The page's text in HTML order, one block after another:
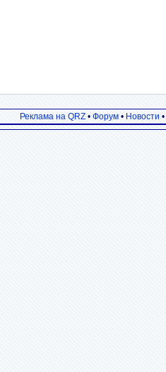
Реклама на QRZ • Форум • Новости •